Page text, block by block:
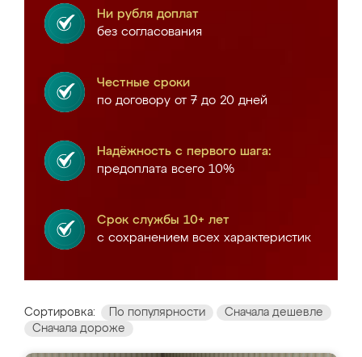
Ни рубля доплат
без согласования
Честные сроки
по договору от 7 до 20 дней
Надёжность с первого шага:
предоплата всего 10%
Срок службы 10+ лет
с сохранением всех характеристик
Сортировка: По популярности
Сначала дешевле
Сначала дороже